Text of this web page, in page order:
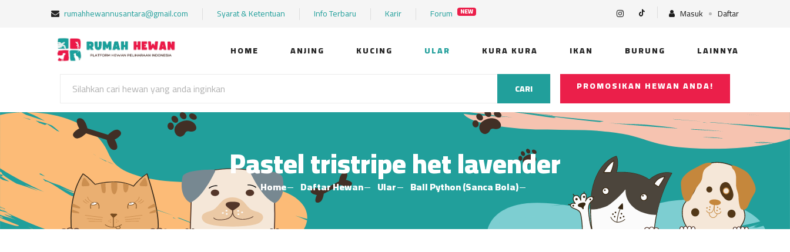
rumahhewannusantara@gmail.com Syarat & Ketentuan Info Terbaru Karir Forum NEW Masuk Daftar
HOME ANJING KUCING ULAR KURA KURA IKAN BURUNG LAINNYA
CARI PROMOSIKAN HEWAN ANDA!
Pastel tristripe het lavender
Home Daftar Hewan Ular Ball Python (Sanca Bola)